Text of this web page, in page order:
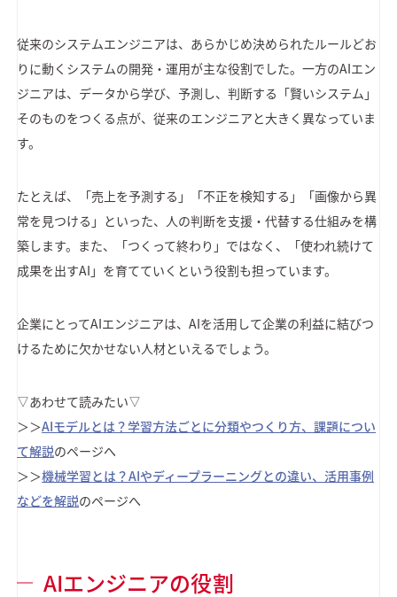
従来のシステムエンジニアは、あらかじめ決められたルールどお
りに動くシステムの開発・運用が主な役割でした。一方のAIエン
ジニアは、データから学び、予測し、判断する「賢いシステム」
そのものをつくる点が、従来のエンジニアと大きく異なっていま
す。
たとえば、「売上を予測する」「不正を検知する」「画像から異
常を見つける」といった、人の判断を支援・代替する仕組みを構
築します。また、「つくって終わり」ではなく、「使われ続けて
成果を出すAI」を育てていくという役割も担っています。
企業にとってAIエンジニアは、AIを活用して企業の利益に結びつ
けるために欠かせない人材といえるでしょう。
▽あわせて読みたい▽
＞＞AIモデルとは？学習方法ごとに分類やつくり方、課題につい
て解説のページへ
＞＞機械学習とは？AIやディープラーニングとの違い、活用事例
などを解説のページへ
AIエンジニアの役割